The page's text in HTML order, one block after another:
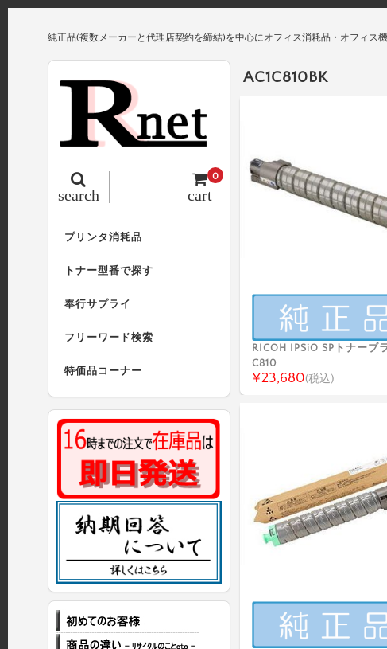
純正品(複数メーカーと代理店契約を締結)を中心にオフィス消耗品・オフィス
cart
0
search
プリンタ消耗品
トナー型番で探す
奉行サプライ
フリーワード検索
特価品コーナー
AC1C810BK
RICOH IPSiO SPトナーブ
C810
¥23,680(税込)